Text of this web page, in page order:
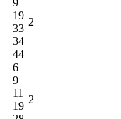
19
33
34
44
2
6
9
11
19
2